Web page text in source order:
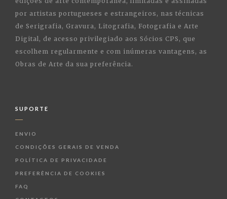
por artistas portugueses e estrangeiros, nas técnicas
de Serigrafia, Gravura, Litografia, Fotografia e Arte
Digital, de acesso privilegiado aos Sócios CPS, que
escolhem regularmente e com inúmeras vantagens, as
Obras de Arte da sua preferência.
SUPORTE
ENVIO
CONDIÇÕES GERAIS DE VENDA
POLÍTICA DE PRIVACIDADE
PREFERÊNCIA DE COOKIES
FAQ